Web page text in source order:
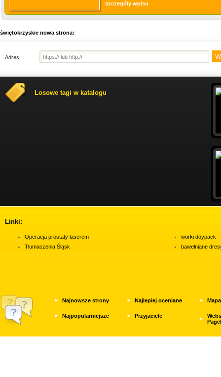
szczegóły wpisu
świętokrzyskie nowa strona:
Adres:
Losowe tagi w katalogu
Linki:
Operacja prostaty laserem
Tłumaczenia Śląsk
worki doypack
bawełniane
Najnowsze strony Najlepiej oceniane
Najpopularniejsze Przyjaciele